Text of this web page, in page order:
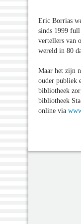
Eric Borrias
sinds 1999
vertellers van
wereld in 80
Maar het zijn
ouder publiek
bibliotheek
bibliotheek
online via